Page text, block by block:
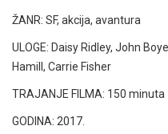
ŽANR: SF, akcija, avantura
ULOGE: Daisy Ridley, John
Hamill, Carrie Fisher
TRAJANJE FILMA: 150 minuta
GODINA: 2017.